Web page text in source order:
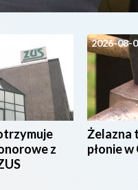
z
2026-08-
Żelazna
płonie